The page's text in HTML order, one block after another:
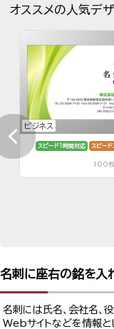
オススメの人気デザ
ビジネス
スピード1時間対応 スピー
100枚
名刺に座右の銘を入
名刺には氏名、会社名、
Webサイトなどを情報と